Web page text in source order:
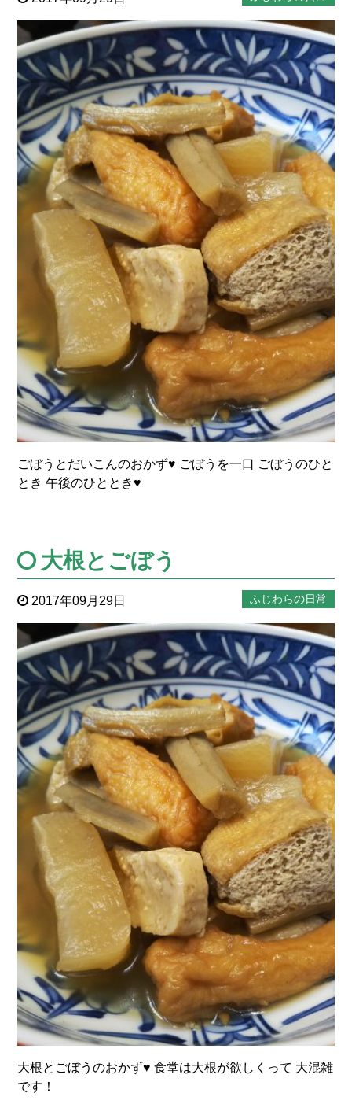
ごぼうとだいこんのおかず♥ ごぼうを一口 ごぼうのひと
とき 午後のひととき♥
大根とごぼう
2017年09月29日 ふじわらの日常
大根とごぼうのおかず♥ 食堂は大根が欲しくって 大混雑
です！